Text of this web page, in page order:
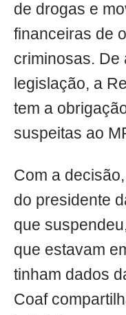
de drogas e
financeiras de
criminosas. De
legislação, a
tem a
suspeitas ao
Com a
do presidente
que
que estavam
tinham dados
Coaf